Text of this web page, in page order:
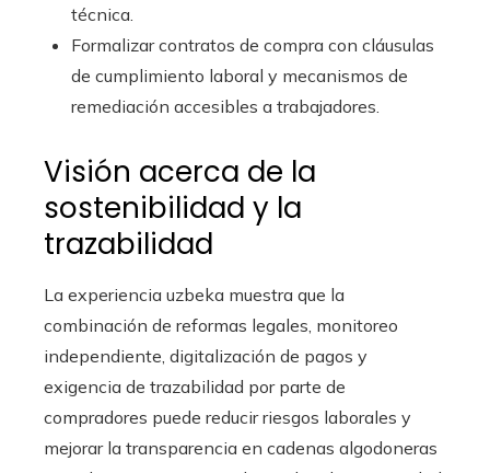
técnica.
Formalizar contratos de compra con cláusulas
de cumplimiento laboral y mecanismos de
remediación accesibles a trabajadores.
Visión acerca de la
sostenibilidad y la
trazabilidad
La experiencia uzbeka muestra que la
combinación de reformas legales, monitoreo
independiente, digitalización de pagos y
exigencia de trazabilidad por parte de
compradores puede reducir riesgos laborales y
mejorar la transparencia en cadenas algodoneras